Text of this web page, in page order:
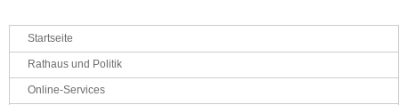
Navigation
überspringen
Startseite
Rathaus und Politik
Online-Services